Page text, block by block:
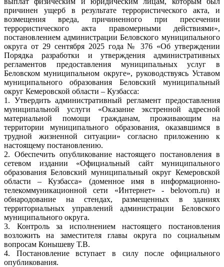
причинен ущерб в результате террористического акта, и
возмещения вреда, причиненного при пресечении
террористического акта правомерными действиями»,
постановлением администрации Беловского муниципального
округа от 29 сентября 2025 года № 376 «Об утверждении
Порядка разработки и утверждения административных
регламентов предоставления муниципальных услуг в
Беловском муниципальном округе», руководствуясь Уставом
муниципального образования Беловский муниципальный
округ Кемеровской области – Кузбасса:
1. Утвердить административный регламент предоставления
муниципальной услуги «Оказание экстренной адресной
материальной помощи гражданам, проживающим на
территории муниципального образования, оказавшимся в
трудной жизненной ситуации» согласно приложению к
настоящему постановлению.
2. Обеспечить опубликование настоящего постановления в
сетевом издании «Официальный сайт муниципального
образования Беловский муниципальный округ Кемеровской
области – Кузбасса» (доменное имя в информационно-
телекоммуникационной сети «Интернет» - belovorn.ru) и
обнародование на стендах, размещенных в зданиях
территориальных управлений администрации Беловского
муниципального округа.
3. Контроль за исполнением настоящего постановления
возложить на заместителя главы округа по социальным
вопросам Конышеву Т.В.
4. Постановление вступает в силу после официального
опубликования.